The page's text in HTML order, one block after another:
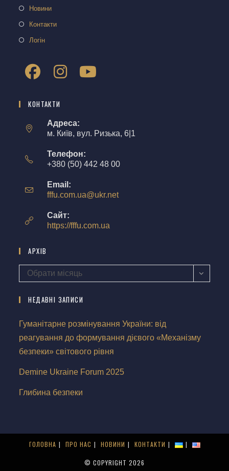
Новини
Контакти
Логін
КОНТАКТИ
Адреса:
м. Київ, вул. Ризька, 6|1
Телефон:
+380 (50) 442 48 00
Email:
fffu.com.ua@ukr.net
Сайт:
https://fffu.com.ua
АРХІВ
Обрати місяць
НЕДАВНІ ЗАПИСИ
Гуманітарне розмінування України: від
реагування до формування дієвого «Механізму
безпеки» світового рівня
Demine Ukraine Forum 2025
Глибина безпеки
ГОЛОВНА ПРО НАС НОВИНИ КОНТАКТИ
© COPYRIGHT 2026